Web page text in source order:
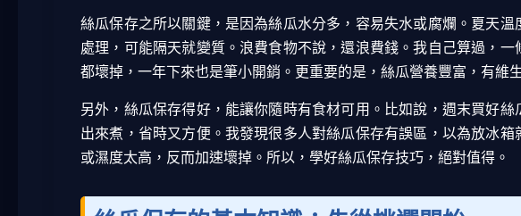
絲瓜保存之所以關鍵，是因為絲瓜水分多，容易失水或腐爛。夏天
處理，可能隔天就變質。浪費食物不說，還浪費錢。我自己算過，
都壞掉，一年下來也是筆小開銷。更重要的是，絲瓜營養豐富，有維
另外，絲瓜保存得好，能讓你隨時有食材可用。比如說，週末買好
出來煮，省時又方便。我發現很多人對絲瓜保存有誤區，以為放冰
或濕度太高，反而加速壞掉。所以，學好絲瓜保存技巧，絕對值得。